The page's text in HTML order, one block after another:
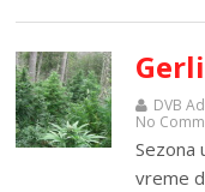
DVB
No
Sezona
vreme